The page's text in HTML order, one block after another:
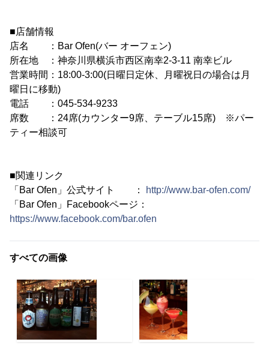
■店舗情報
店名 ：Bar Ofen(バー オーフェン)
所在地 ：神奈川県横浜市西区南幸2-3-11 南幸ビル
営業時間：18:00-3:00(日曜日定休、月曜祝日の場合は月
曜日に移動)
電話 ：045-534-9233
席数 ：24席(カウンター9席、テーブル15席) ※パー
ティー相談可
■関連リンク
「Bar Ofen」公式サイト ：
http://www.bar-ofen.com/
「Bar Ofen」Facebookページ：
https://www.facebook.com/bar.ofen
すべての画像